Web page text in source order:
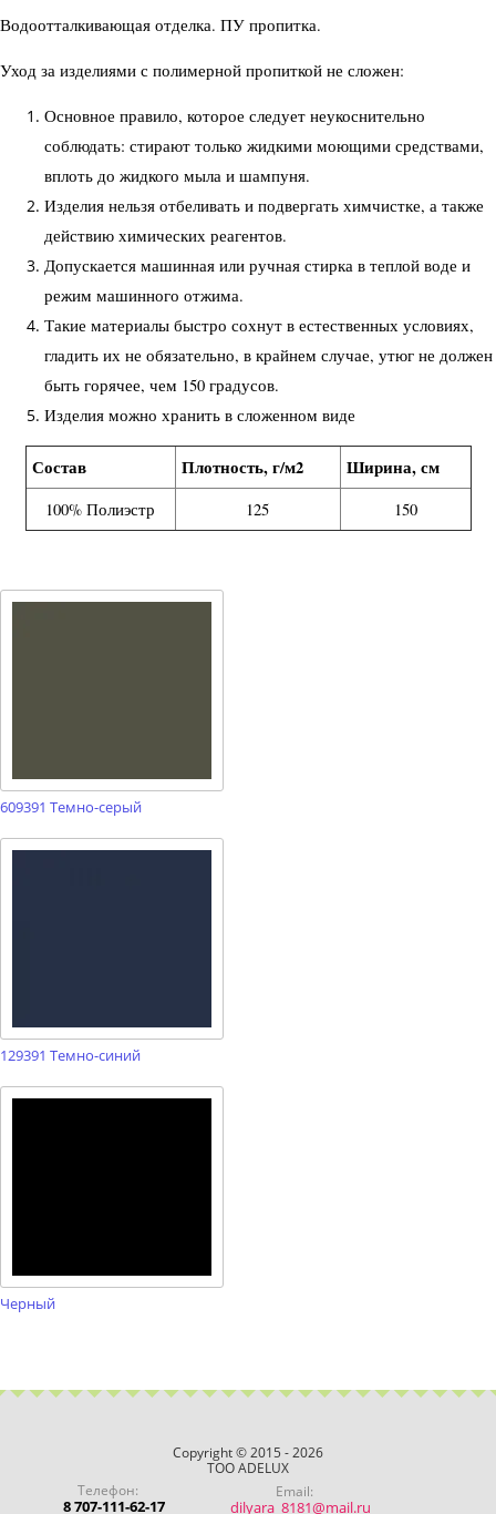
Водоотталкивающая отделка. ПУ пропитка.
Уход за изделиями с полимерной пропиткой не сложен:
Основное правило, которое следует неукоснительно
соблюдать: стирают только жидкими моющими средствами,
вплоть до жидкого мыла и шампуня.
Изделия нельзя отбеливать и подвергать химчистке, а также
действию химических реагентов.
Допускается машинная или ручная стирка в теплой воде и
режим машинного отжима.
Такие материалы быстро сохнут в естественных условиях,
гладить их не обязательно, в крайнем случае, утюг не должен
быть горячее, чем 150 градусов.
Изделия можно хранить в сложенном виде
Состав Плотность, г/м2 Ширина, см
100% Полиэстр 125 150
609391 Темно-серый
129391 Темно-синий
Черный
Copyright © 2015 - 2026
ТОО ADELUX
Телефон:
8 707-111-62-17
Email:
dilyara_8181@mail.ru